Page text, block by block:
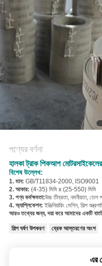
সাইট
ম্যাপ
PRIVACY
POLICY
পণ্যের বর্ণনা
হালকা ট্রাক পিকআপ
বিশেষ উল্লেখ:
1. মান: GB/T11834-2000, ISO9001
2. আকার: (4-35) মিমি x (25-550) মিমি
3. পণ্য কর্মক্ষমতা:উচ্চ তীব্রতা, নমনীয়তা, তেল
4. অ্যাপ্লিকেশন: ইঞ্জিনিয়ারিং মেশিন, শিল্প
আরও তথ্যের জন্য, দয়া করে আমাদের একটি
শিল্প ঘর্ষণ উপকরণ ব্রেক আস্তরণের অংশ
এর